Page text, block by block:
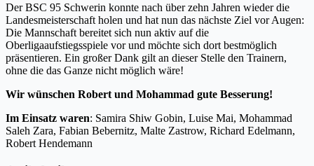
Der BSC 95 Schwerin konnte nach über zehn Jahren wieder die
Landesmeisterschaft holen und hat nun das nächste Ziel vor Augen:
Die Mannschaft bereitet sich nun aktiv auf die
Oberligaaufstiegsspiele vor und möchte sich dort bestmöglich
präsentieren. Ein großer Dank gilt an dieser Stelle den Trainern,
ohne die das Ganze nicht möglich wäre!
Wir wünschen Robert und Mohammad gute Besserung!
Im Einsatz waren: Samira Shiw Gobin, Luise Mai, Mohammad
Saleh Zara, Fabian Bebernitz, Malte Zastrow, Richard Edelmann,
Robert Hendemann